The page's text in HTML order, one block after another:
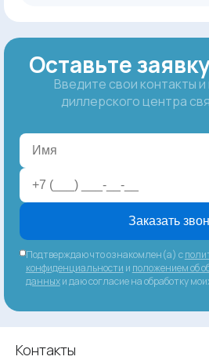
Оставьте
Введите свои контакты
диллерского центра
Заказать
Подтверждаю что ознакомлен(а) с
конфиденциальности и положением об
данныхи даю согласие на обработку
Контакты